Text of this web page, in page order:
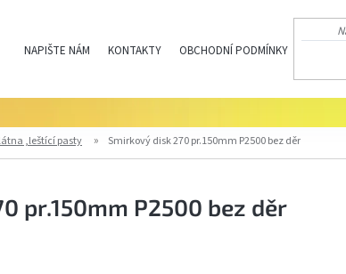
NAPIŠTE NÁM KONTAKTY OBCHODNÍ PODMÍNKY
,leštící pasty Smirkový disk 270 pr.150mm P2500 bez děr
pr.150mm P2500 bez děr